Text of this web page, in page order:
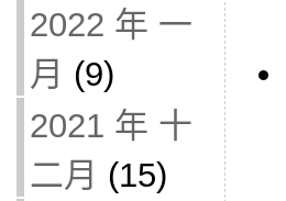
2022 年 一
月 (9)
2021 年 十
二月 (15)